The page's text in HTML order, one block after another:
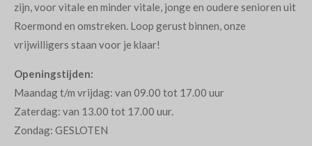
zijn, voor vitale en minder vitale, jonge en oudere senioren uit
Roermond en omstreken. Loop gerust binnen, onze
vrijwilligers staan voor je klaar!
Openingstijden:
Maandag t/m vrijdag: van 09.00 tot 17.00 uur
Zaterdag: van 13.00 tot 17.00 uur.
Zondag: GESLOTEN